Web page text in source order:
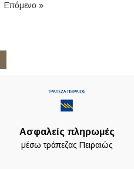
Επόμενο »
Ασφαλείς πληρωμές
μέσω τράπεζας Πειραιώς